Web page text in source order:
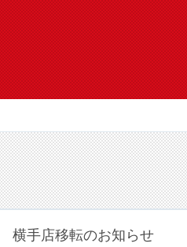
横手店移転のお知らせ